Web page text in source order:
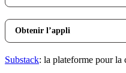
Obtenir l’appli
Substack: la plateforme pour la